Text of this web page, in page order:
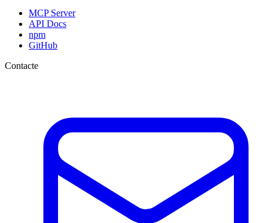
MCP Server
API Docs
npm
GitHub
Contacte